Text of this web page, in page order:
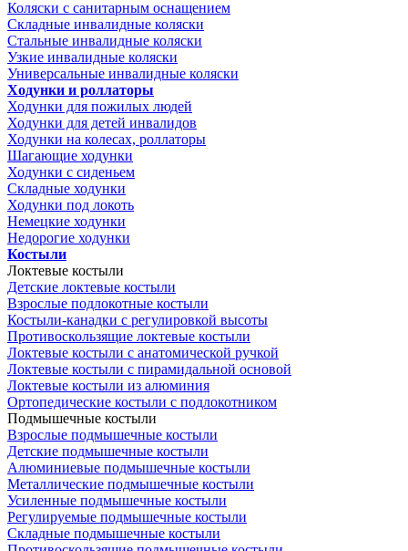
Коляски с санитарным оснащением
Складные инвалидные коляски
Стальные инвалидные коляски
Узкие инвалидные коляски
Универсальные инвалидные коляски
Ходунки и роллаторы
Ходунки для пожилых людей
Ходунки для детей инвалидов
Ходунки на колесах, роллаторы
Шагающие ходунки
Ходунки с сиденьем
Складные ходунки
Ходунки под локоть
Немецкие ходунки
Недорогие ходунки
Костыли
Локтевые костыли
Детские локтевые костыли
Взрослые подлокотные костыли
Костыли-канадки с регулировкой высоты
Противоскользящие локтевые костыли
Локтевые костыли с анатомической ручкой
Локтевые костыли с пирамидальной основой
Локтевые костыли из алюминия
Ортопедические костыли с подлокотником
Подмышечные костыли
Взрослые подмышечные костыли
Детские подмышечные костыли
Алюминиевые подмышечные костыли
Металлические подмышечные костыли
Усиленные подмышечные костыли
Регулируемые подмышечные костыли
Складные подмышечные костыли